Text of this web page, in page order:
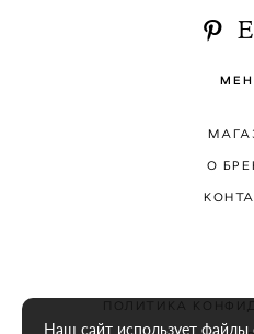
О
ПОЛИТИКА
Наш сайт использует